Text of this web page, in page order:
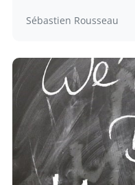
Sébastien Rousseau